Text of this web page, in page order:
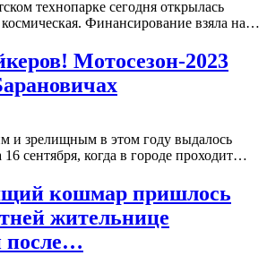
технопарке сегодня открылась
космическая. Финансирование взяла на…
Мотосезон-2023
и зрелищным в этом году выдалось
16 сентября, когда в городе проходит…
кошмар пришлось
жительнице
после…